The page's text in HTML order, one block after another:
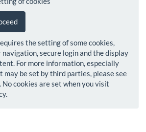
the setting of some cookies,
navigation, secure login and the display
For more information, especially
may be set by third parties, please see
cookies are set when you visit